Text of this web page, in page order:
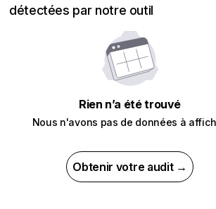
détectées par notre outil
Rien n’a été trouvé
Nous n'avons pas de données à
Obtenir votre audit →